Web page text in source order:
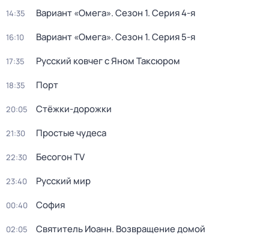
14:35 Вариант «Омега». Сезон 1. Серия 4-я
16:10 Вариант «Омега». Сезон 1. Серия 5-я
17:35 Русский ковчег с Яном Таксюром
18:35 Порт
20:05 Стёжки-дорожки
21:30 Простые чудеса
22:30 Бесогон TV
23:40 Русский мир
00:40 София
02:05 Святитель Иоанн. Возвращение домой